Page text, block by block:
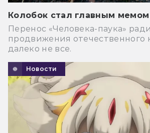
Колобок стал главным мемом
Перенос «Человека-паука» ради
продвижения отечественного
далеко не все.
Новости